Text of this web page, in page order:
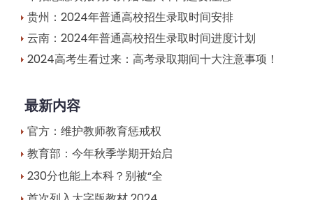
贵州：2024年普通高校招生录取时间安排
云南：2024年普通高校招生录取时间进度计划
2024高考生看过来：高考录取期间十大注意事项！
最新内容
官方：维护教师教育惩戒权
教育部：今年秋季学期开始启
230分也能上本科？别被“全